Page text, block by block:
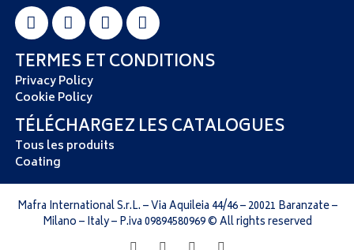
TERMES ET CONDITIONS
Privacy Policy
Cookie Policy
TÉLÉCHARGEZ LES CATALOGUES
Tous les produits
Coating
Mafra International S.r.L. – Via Aquileia 44/46 – 20021 Baranzate –
Milano – Italy – P.iva 09894580969 © All rights reserved